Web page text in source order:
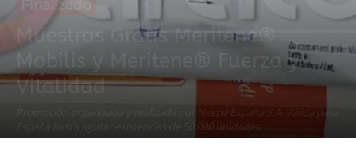
Finalizado
Muestras Gratis Meritene®
Mobilis y Meritene® Fuerza y
Vitalidad
España hasta agotar existencias de 50.000 unidades.